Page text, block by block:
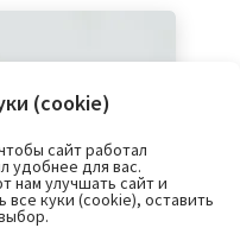
(cookie)
сайт работал
удобнее для вас.
нам улучшать сайт и
куки (cookie), оставить